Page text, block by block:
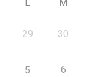
L M
29 30
5 6